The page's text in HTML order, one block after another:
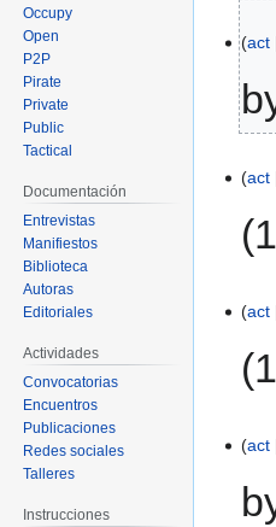
act
act
act
act
Occupy
Open
P2P
Pirate
Private
Public
Tactical
Documentación
Entrevistas
Manifiestos
Biblioteca
Autoras
Editoriales
Actividades
Convocatorias
Encuentros
Publicaciones
Redes sociales
Talleres
Instrucciones